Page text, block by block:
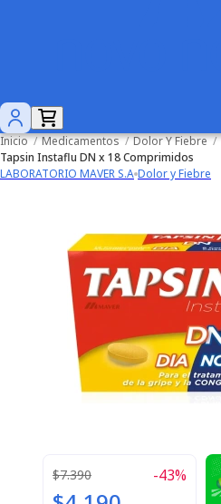
Inicio / Medicamentos / Dolor Y Fiebre /
Tapsin Instaflu DN x 18 Comprimidos
LABORATORIO MAVER S.A Dolor y Fiebre
$7.390 -43%